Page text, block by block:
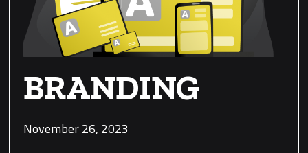
BRANDING
November 26, 2023